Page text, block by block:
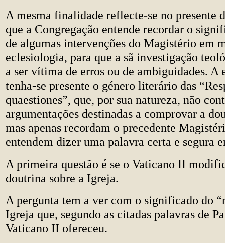
A mesma finalidade reflecte-se no presente
que a Congregação entende recordar o
de algumas intervenções do Magistério em
eclesiologia, para que a sã investigação
a ser vítima de erros ou de ambiguidades. A
tenha-se presente o género literário das
quaestiones”, que, por sua natureza, não
argumentações destinadas a comprovar a
mas apenas recordam o precedente
entendem dizer uma palavra certa e segura
A primeira questão é se o Vaticano II
doutrina sobre a Igreja.
A pergunta tem a ver com o significado do
Igreja que, segundo as citadas palavras de
Vaticano II ofereceu.